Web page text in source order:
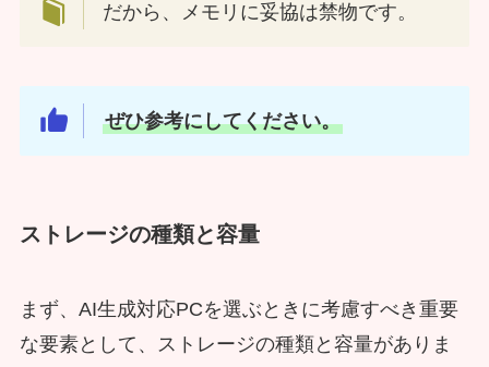
だから、メモリに妥協は禁物です。
ぜひ参考にしてください。
ストレージの種類と容量
まず、AI生成対応PCを選ぶときに考慮すべき重要
な要素として、ストレージの種類と容量がありま